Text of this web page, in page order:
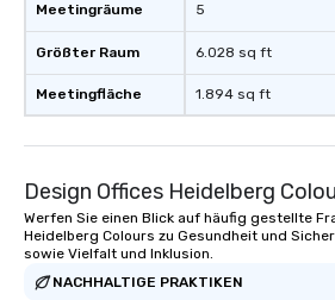
Meetingräume
Größter Raum
Meetingfläche
5
6.028 sq ft
1.894 sq ft
Design Offices Heidelberg
Werfen Sie einen Blick auf häufig gestellte
Heidelberg Colours zu Gesundheit und
sowie Vielfalt und Inklusion.
NACHHALTIGE PRAKTIKEN